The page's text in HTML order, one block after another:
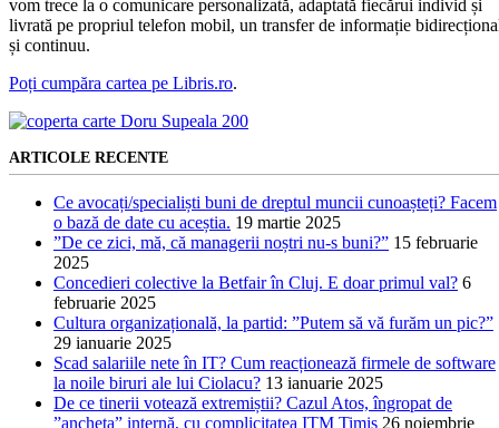
vom trece la o comunicare personalizată, adaptată fiecărui individ și
livrată pe propriul telefon mobil, un transfer de informație
și continuu.
Poți cumpăra cartea pe Libris.ro.
ARTICOLE RECENTE
Ce avocați/specialiști buni de dreptul muncii cunoașteți? Facem
o bază de date cu aceștia. 19 martie 2025
”De ce zici, mă, că managerii noștri nu-s buni?” 15 februarie
2025
Concedieri colective la Betfair în Cluj. E doar primul val? 6
februarie 2025
Cultura organizațională, la partid: ”Putem să vă furăm un pic?”
29 ianuarie 2025
Scad salariile nete în IT? Cum reacționează firmele de software
la noile biruri ale lui Ciolacu? 13 ianuarie 2025
De ce tinerii votează extremiștii? Cazul Atos, îngropat de
”ancheta” internă, cu complicitatea ITM Timiș 26 noiembrie